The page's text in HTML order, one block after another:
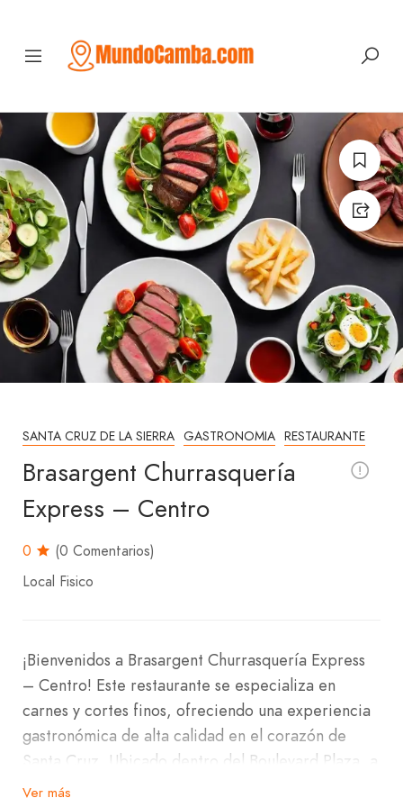
SANTA CRUZ DE LA SIERRA GASTRONOMIA RESTAURANTE
Brasargent Churrasquería
Express – Centro
0
(0 Comentarios)
Local Fisico
¡Bienvenidos a Brasargent Churrasquería Express
– Centro! Este restaurante se especializa en
carnes y cortes finos, ofreciendo una experiencia
gastronómica de alta calidad en el corazón de
Santa Cruz. Ubicado dentro del Boulevard Plaza, a
una cuadra de la Plaza 24 de Septiembre, en la
Ver más